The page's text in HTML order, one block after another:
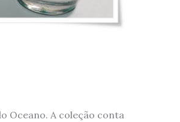
Oceano. A coleção conta